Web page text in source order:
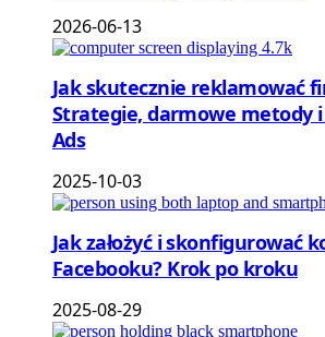
2026-06-13
Jak skutecznie reklamować
Strategie, darmowe metody
Ads
2025-10-03
Jak założyć i skonfigurować
Facebooku? Krok po kroku
2025-08-29